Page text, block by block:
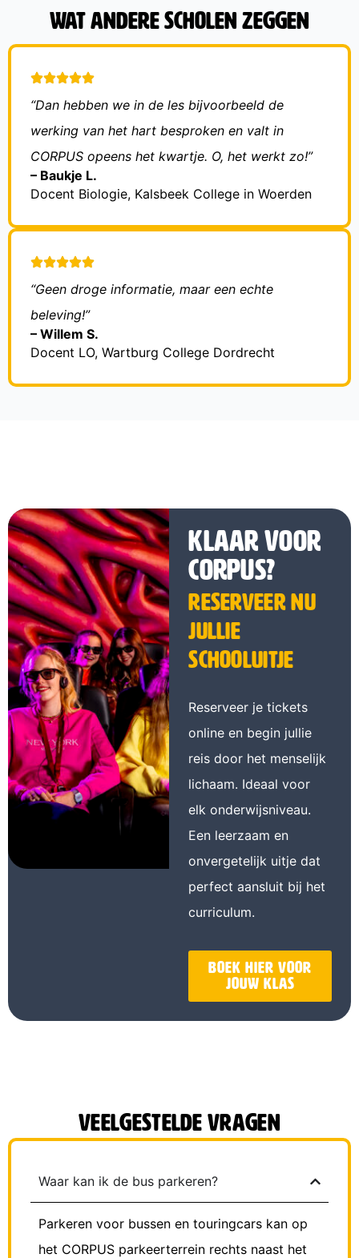
Wat andere scholen zeggen
“Dan hebben we in de les bijvoorbeeld de
werking van het hart besproken en valt in
CORPUS opeens het kwartje. O, het werkt zo!”
– Baukje L.
Docent Biologie, Kalsbeek College in Woerden
“Geen droge informatie, maar een echte
beleving!”
– Willem S.
Docent LO, Wartburg College Dordrecht
Klaar voor
CORPUS?
Reserveer nu
jullie
schooluitje
Reserveer je tickets
online en begin jullie
reis door het menselijk
lichaam. Ideaal voor
elk onderwijsniveau.
Een leerzaam en
onvergetelijk uitje dat
perfect aansluit bij het
curriculum.
Boek hier voor
jouw klas
Veelgestelde vragen
Waar kan ik de bus parkeren?
Parkeren voor bussen en touringcars kan op
het CORPUS parkeerterrein rechts naast het